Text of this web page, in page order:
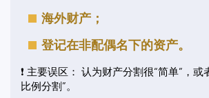
海外财产；
登记在非配偶名下的资产。
❗ 主要误区： 认为财产分割很“简单”，
比例分割”。